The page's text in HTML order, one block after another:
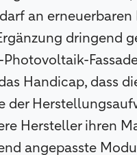
an
dringend
Handicap, dass
Hersteller ihren
angepasste